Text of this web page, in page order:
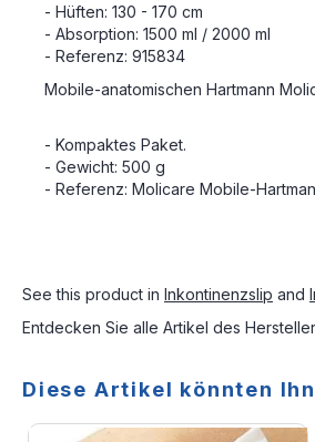
- Hüften: 130 - 170 cm
- Absorption: 1500 ml / 2000 ml
- Referenz: 915834
Mobile-anatomischen Hartmann
- Kompaktes Paket.
- Gewicht: 500 g
- Referenz: Molicare Mobile-
See this product in Inkontinenzslip and
Entdecken Sie alle Artikel des
Diese Artikel könnten